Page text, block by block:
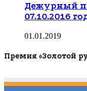
Дежурный
07.10.2016
01.01.2019
Премия «Золотой